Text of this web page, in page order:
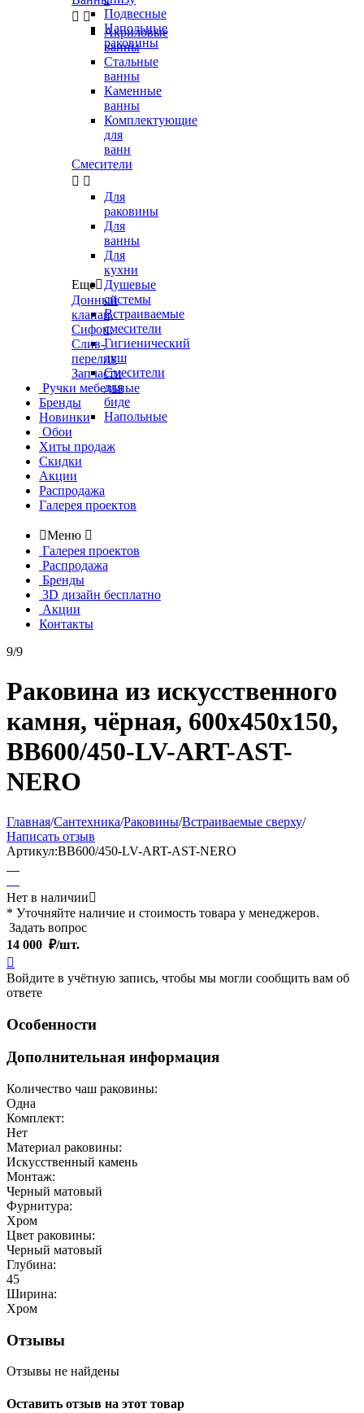
Подвесные
Напольные
раковины
 
Акриловые
ванны
Стальные
ванны
Каменные
ванны
Комплектующие
для
ванн
Смесители
 
Для
раковины
Для
ванны
Для
кухни
Душевые
системы
Встраиваемые
смесители
Гигиенический
душ
Смесители
для
биде
Напольные
Еще
Донный
клапан,
Сифон,
Слив-
перелив
Запчасти
Ручки мебельные
Бренды
Новинки
Обои
Хиты продаж
Скидки
Акции
Распродажа
Галерея проектов
Меню 
Галерея проектов
Распродажа
Бренды
3D дизайн бесплатно
Акции
Контакты
9/9
Раковина из искусственного
камня, чёрная, 600x450x150,
BB600/450-LV-ART-AST-
NERO
Главная/Сантехника/Раковины/Встраиваемые сверху/
Написать отзыв
Артикул:BB600/450-LV-ART-AST-NERO
Нет в наличии
* Уточняйте наличие и стоимость товара у менеджеров.
Задать вопрос
14 000 ₽/шт.

Войдите в учётную запись, чтобы мы могли сообщить вам об
ответе
Особенности
Дополнительная информация
Количество чаш раковины:
Одна
Комплект:
Нет
Материал раковины:
Искусственный камень
Монтаж:
Черный матовый
Фурнитура:
Хром
Цвет раковины:
Черный матовый
Глубина:
45
Ширина:
Хром
Отзывы
Отзывы не найдены
Оставить отзыв на этот товар